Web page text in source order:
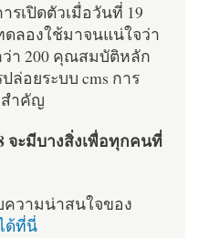
รเปิดตัวเมื่อวันที่ 19
ดลองใช้มาจนแน่ใจว่า
า 200 คุณสมบัติหลัก
ล่อยระบบ cms การ
สำคัญ
จะมีบางสิ่งเพื่อทุกคนที่
ความน่าสนใจของ
ด้ที่นี่